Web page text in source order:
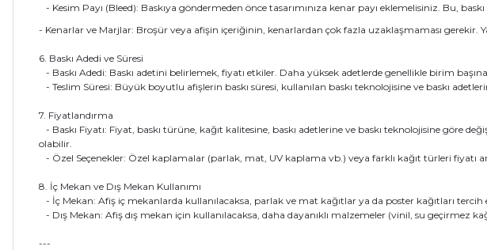
- Kesim Payı (Bleed): Baskıya göndermeden önce tasarımınıza kenar payı eklemelisiniz. Bu,
- Kenarlar ve Marjlar: Broşür veya afişin içeriğinin, kenarlardan çok fazla uzaklaşmaması gerekir.
6. Baskı Adedi ve Süresi
- Baskı Adedi: Baskı adetini belirlemek, fiyatı etkiler. Daha yüksek adetlerde genellikle birim
- Teslim Süresi: Büyük boyutlu afişlerin baskı süresi, kullanılan baskı teknolojisine ve baskı
7. Fiyatlandırma
- Baskı Fiyatı: Fiyat, baskı türüne, kağıt kalitesine, baskı adetlerine ve baskı teknolojisine göre
olabilir.
- Özel Seçenekler: Özel kaplamalar (parlak, mat, UV kaplama vb.) veya farklı kağıt türleri fiyatı
8. İç Mekan ve Dış Mekan Kullanımı
- İç Mekan: Afiş iç mekanlarda kullanılacaksa, parlak ve mat kağıtlar ya da poster kağıtları tercih
- Dış Mekan: Afiş dış mekan için kullanılacaksa, daha dayanıklı malzemeler (vinil, su geçirmez
---